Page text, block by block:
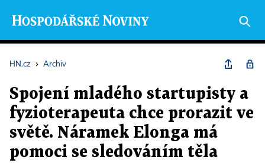
HN.cz › Archiv
Spojení mladého startupisty a
fyzioterapeuta chce prorazit ve
světě. Náramek Elonga má
pomoci se sledováním těla